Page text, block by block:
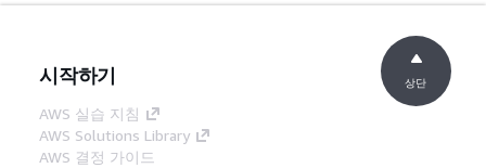
시작하기
AWS 실습 지침
AWS Solutions Library
AWS 결정 가이드
상단